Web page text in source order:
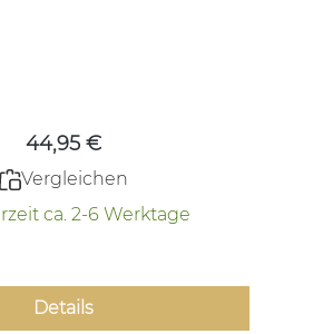
44,95 €
Vergleichen
ca. 2-6 Werktage
Details